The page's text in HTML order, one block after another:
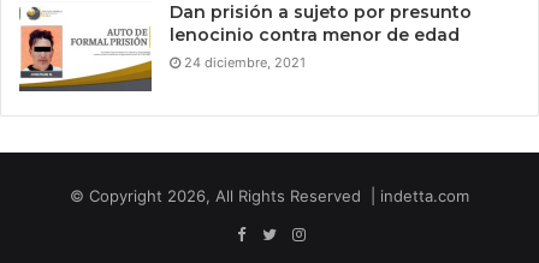
Dan prisión a sujeto por presunto
lenocinio contra menor de edad
24 diciembre, 2021
© Copyright 2026, All Rights Reserved | indetta.com